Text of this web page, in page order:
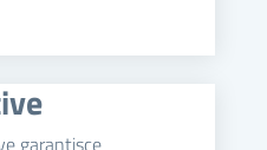
garantisce